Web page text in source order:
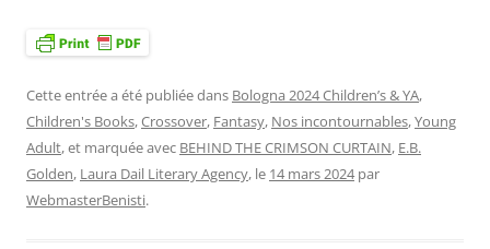
Cette entrée a été publiée dans Bologna 2024 Children’s & YA,
Children's Books,Crossover, Fantasy, Nos incontournables,Young
Adult, et marquée avec BEHIND THE CRIMSON CURTAIN, E.B.
Golden, Laura Dail Literary Agency, le 14 mars 2024 par
WebmasterBenisti.